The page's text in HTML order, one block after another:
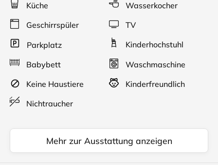
Küche
Wasserkocher
Geschirrspüler
TV
Parkplatz Kinderhochstuhl
Babybett
Waschmaschine
Keine Haustiere
Kinderfreundlich
Nichtraucher
Mehr zur Ausstattung anzeigen